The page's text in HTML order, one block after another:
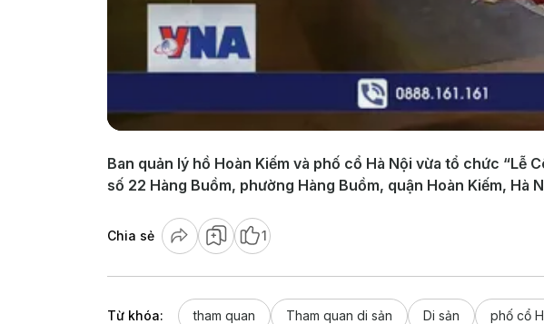
Ban quản lý hồ Hoàn Kiếm và phố cổ Hà Nội vừa tổ chức “Lễ
số 22 Hàng Buồm, phường Hàng Buồm, quận Hoàn Kiếm,
Chia sẻ 1
Từ khóa: tham quan Tham quan di sản Di sản phố cổ